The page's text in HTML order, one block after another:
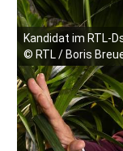
Kandidat im RTL-
© RTL / Boris